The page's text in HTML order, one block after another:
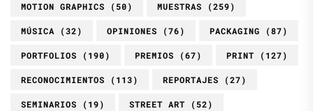
MOTION GRAPHICS (50) MUESTRAS (259)
MÚSICA (32) OPINIONES (76) PACKAGING (87)
PORTFOLIOS (190) PREMIOS (67) PRINT (127)
RECONOCIMIENTOS (113) REPORTAJES (27)
SEMINARIOS (19) STREET ART (52)